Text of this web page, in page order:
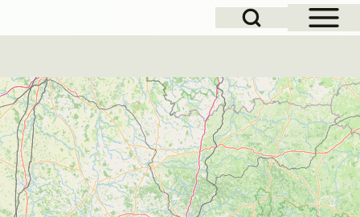
Open Sidebar
Open Search Block